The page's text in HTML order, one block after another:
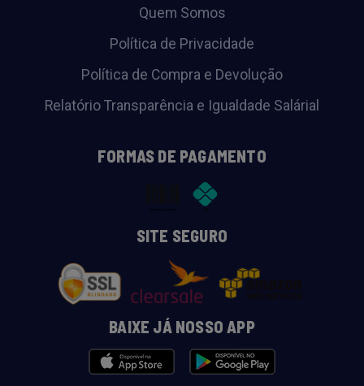
Quem Somos
Política de Privacidade
Política de Compra e Devolução
Relatório Transparência e Igualdade Salárial
FORMAS DE PAGAMENTO
SITE SEGURO
BAIXE JÁ NOSSO APP